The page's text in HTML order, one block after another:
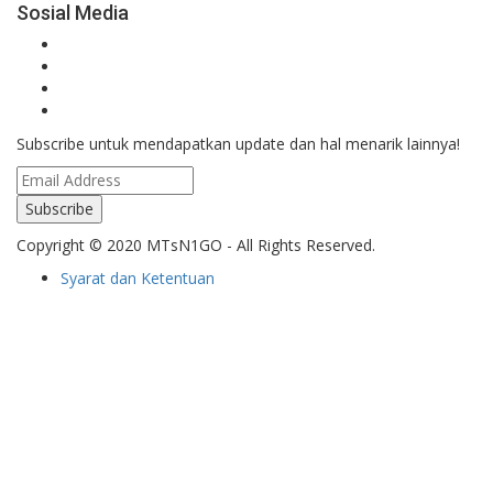
Sosial Media
Subscribe untuk mendapatkan update dan hal menarik lainnya!
Copyright © 2020 MTsN1GO - All Rights Reserved.
Syarat dan Ketentuan